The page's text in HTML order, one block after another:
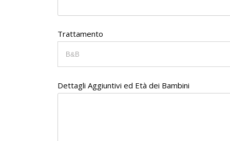
Trattamento
Dettagli Aggiuntivi ed Età dei Bambini